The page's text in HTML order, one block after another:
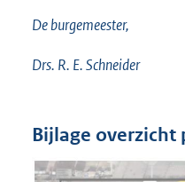
De burgemeester,
Drs. R. E. Schneider
Bijlage overzicht